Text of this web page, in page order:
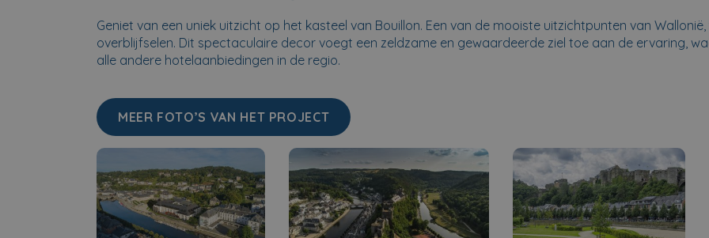
Geniet van een uniek uitzicht op het kasteel van Bouillon. Een van de mooiste uitzichtpunten van
overblijfselen. Dit spectaculaire decor voegt een zeldzame en gewaardeerde ziel toe aan de ervaring,
alle andere hotelaanbiedingen in de regio.
MEER FOTO’S VAN HET PROJECT